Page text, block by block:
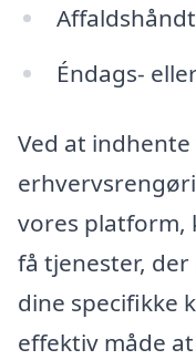
Éndags-
Ved at
vores platform,
få tjenester,
dine specifikke
effektiv måde